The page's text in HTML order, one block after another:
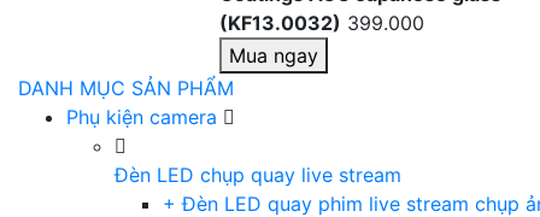
(KF13.0032) 399.000
Mua ngay
DANH MỤC SẢN PHẨM
Phụ kiện camera
Đèn LED chụp quay live stream
+ Đèn LED quay phim live stream chụp